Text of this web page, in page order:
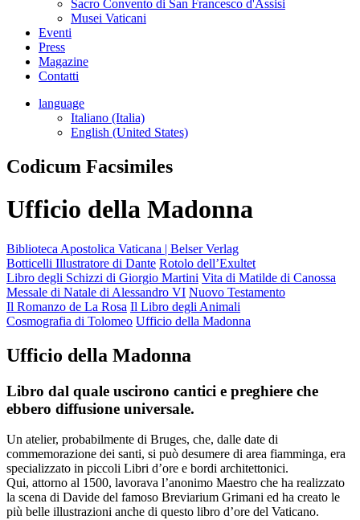
Sacro Convento di San Francesco d'Assisi
Musei Vaticani
Eventi
Press
Magazine
Contatti
language
Italiano (Italia)
English (United States)
Codicum Facsimiles
Ufficio della Madonna
Biblioteca Apostolica Vaticana | Belser Verlag
Botticelli Illustratore di Dante Rotolo dell’Exultet
Libro degli Schizzi di Giorgio Martini Vita di Matilde di Canossa
Messale di Natale di Alessandro VI Nuovo Testamento
Il Romanzo de La Rosa Il Libro degli Animali
Cosmografia di Tolomeo Ufficio della Madonna
Ufficio della Madonna
Libro dal quale uscirono cantici e preghiere che
ebbero diffusione universale.
Un atelier, probabilmente di Bruges, che, dalle date di
commemorazione dei santi, si può desumere di area fiamminga, era
specializzato in piccoli Libri d’ore e bordi architettonici.
Qui, attorno al 1500, lavorava l’anonimo Maestro che ha realizzato
la scena di Davide del famoso Breviarium Grimani ed ha creato le
più belle illustrazioni anche di questo libro d’ore del Vaticano.